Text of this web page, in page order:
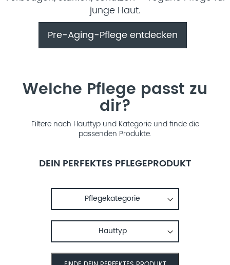
junge Haut.
Pre-Aging-Pflege entdecken
Welche Pflege passt zu
dir?
Filtere nach Hauttyp und Kategorie und finde die
passenden Produkte.
DEIN PERFEKTES PFLEGEPRODUKT